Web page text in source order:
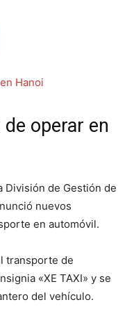
operar en
División de Gestión de
nuevos
en automóvil.
transporte de
«XE TAXI» y se
del vehículo.